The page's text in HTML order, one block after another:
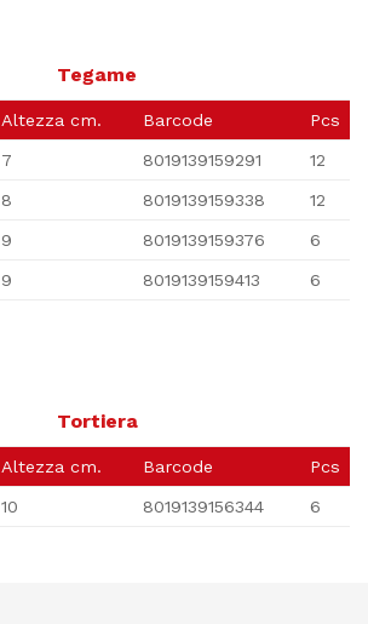
Tegame
Altezza cm. Barcode Pcs
7 8019139159291 12
8 8019139159338 12
9 8019139159376 6
9 8019139159413 6
Tortiera
Altezza cm. Barcode Pcs
10 8019139156344 6